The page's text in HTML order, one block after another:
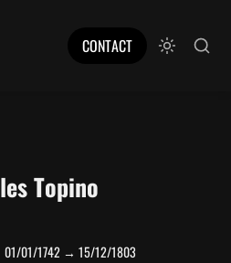
CONTACT
Topino
01/01/1742 → 15/12/1803